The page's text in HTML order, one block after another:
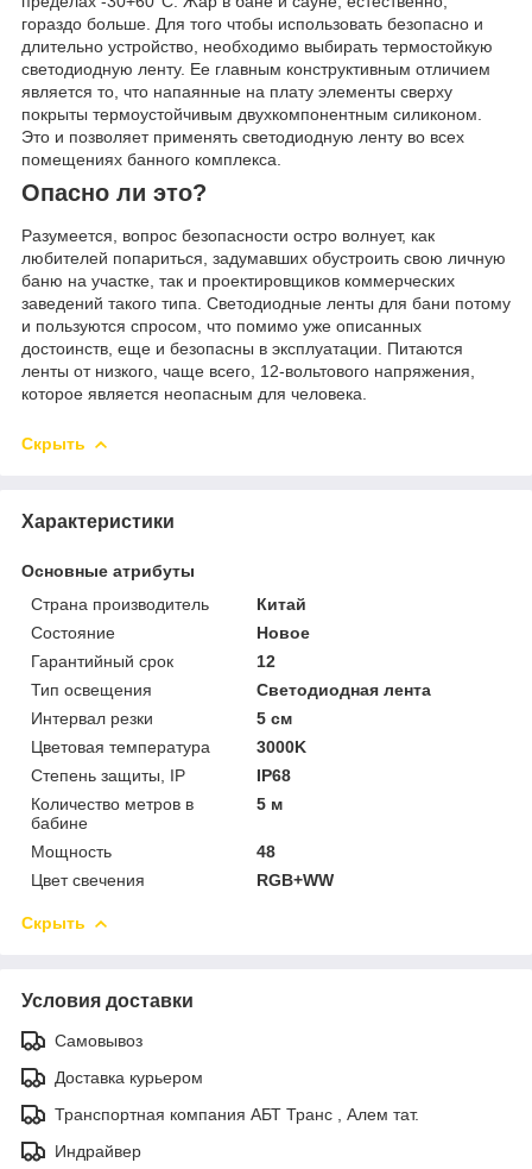
гораздо больше. Для того чтобы использовать безопасно и
длительно устройство, необходимо выбирать термостойкую
светодиодную ленту. Ее главным конструктивным отличием
является то, что напаянные на плату элементы сверху
покрыты термоустойчивым двухкомпонентным силиконом.
Это и позволяет применять светодиодную ленту во всех
помещениях банного комплекса.
Опасно ли это?
Разумеется, вопрос безопасности остро волнует, как
любителей попариться, задумавших обустроить свою личную
баню на участке, так и проектировщиков коммерческих
заведений такого типа. Светодиодные ленты для бани потому
и пользуются спросом, что помимо уже описанных
достоинств, еще и безопасны в эксплуатации. Питаются
ленты от низкого, чаще всего, 12-вольтового напряжения,
которое является неопасным для человека.
Скрыть
Характеристики
Основные атрибуты
Страна производитель
Китай
Состояние
Новое
Гарантийный срок
12
Тип освещения
Светодиодная лента
Интервал резки
5 см
Цветовая температура
3000K
Степень защиты, IP
IP68
Количество метров в
бабине
5 м
Мощность
48
Цвет свечения
RGB+WW
Скрыть
Условия доставки
Самовывоз
Доставка курьером
Транспортная компания АБТ Транс , Алем тат.
Индрайвер